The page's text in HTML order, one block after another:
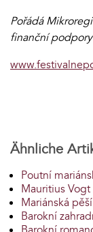
Pořádá
finanční
Ähnliche
Poutní
Mauritius
Mariánská
Barokní